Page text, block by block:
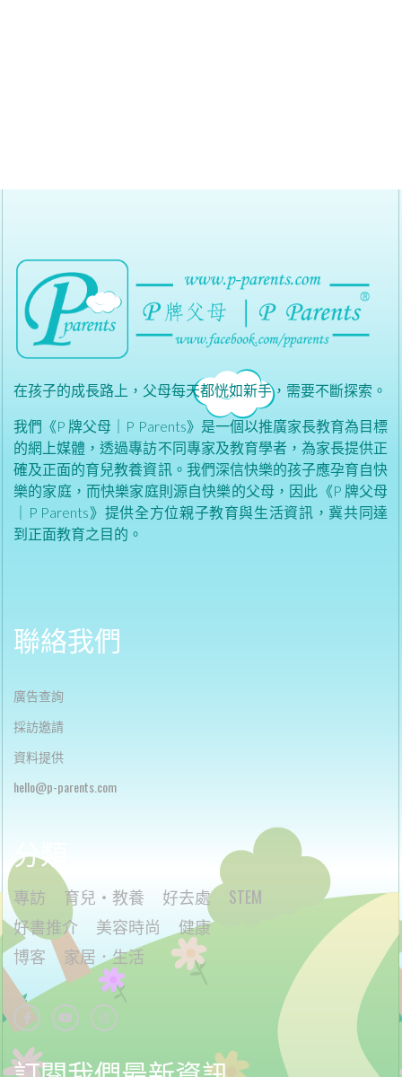
在孩子的成長路上，父母每天都恍如新手，需要不斷探索。
我們《P 牌父母｜P Parents》是一個以推廣家長教育為目標
的網上媒體，透過專訪不同專家及教育學者，為家長提供正
確及正面的育兒教養資訊。我們深信快樂的孩子應孕育自快
樂的家庭，而快樂家庭則源自快樂的父母，因此《P 牌父母
｜P Parents》提供全方位親子教育與生活資訊，冀共同達
到正面教育之目的。
聯絡我們
廣告查詢
採訪邀請
資料提供
hello@p-parents.com
分類
專訪 育兒・教養 好去處
STEM
好書推介
美容時尚
健康
博客
家居．生活